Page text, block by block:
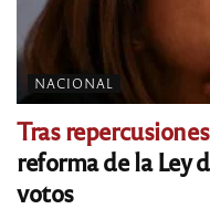
NACIONAL
Tras
reforma de la Ley
votos